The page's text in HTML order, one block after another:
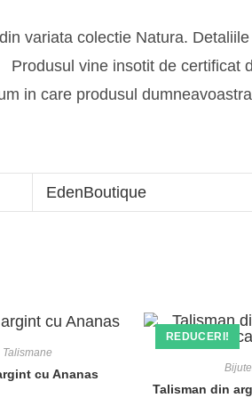
variata colectie Natura.
vine insotit de certificat
in care produsul
EdenBoutique
Talismane
cu Ananas
REDUCERI!
Talisman din